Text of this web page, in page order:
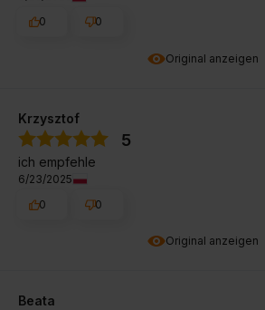
Original anzeigen
0
0
Original anzeigen
Krzysztof
5
ich empfehle
6/23/2025
0
0
Beata